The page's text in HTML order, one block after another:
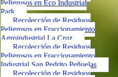
Peligrosos en Eco Industrial
Park
Recolección de Residuos
Peligrosos en Fraccionamiento
Agroindustrial La Cruz
Recolección de Residuos
Peligrosos en Fraccionamiento
Industrial San Pedrito Peñuelas
Recolección de Residuos